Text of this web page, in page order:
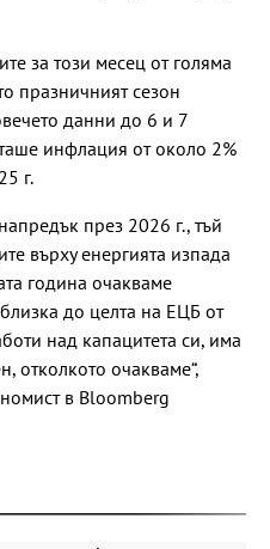
за този месец от голяма
празничният сезон
данни до 6 и 7
инфлация от около 2%
г.
през 2026 г., тъй
върху енергията изпада
година очакваме
до целта на ЕЦБ от
над капацитета си, има
отколкото очакваме“,
в Bloomberg